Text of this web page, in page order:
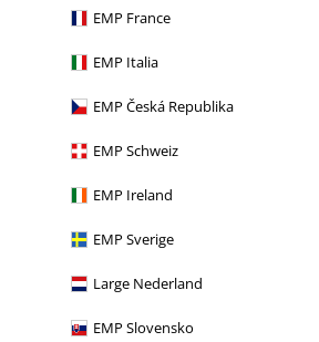
EMP France
EMP Italia
EMP Česká Republika
EMP Schweiz
EMP Ireland
EMP Sverige
Large Nederland
EMP Slovensko
options.
T-Shirtar